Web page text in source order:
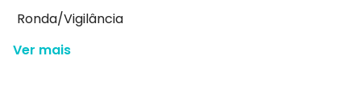
Ronda/Vigilância
Ver mais